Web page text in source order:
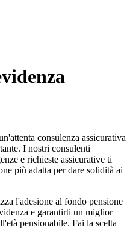
consulenza assicurativa
I nostri consulenti
e richieste assicurative ti
più adatta per dare solidità ai
l'adesione al fondo pensione
e garantirti un miglior
pensionabile. Fai la scelta